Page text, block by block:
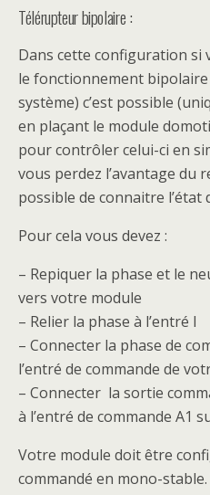
Télérupteur bipolaire :
Dans cette configuration si
le fonctionnement
système) c’est possible
en plaçant le module
pour contrôler celui-ci en
vous perdez l’avantage du
possible de connaitre
Pour cela vous devez :
– Repiquer la phase et le
vers votre module
– Relier la phase à l’entré I
– Connecter la phase de
l’entré de commande de
– Connecter la sortie
à l’entré de commande A1
Votre module doit être
commandé en mono-